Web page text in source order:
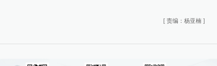
[ 责编：杨亚楠 ]